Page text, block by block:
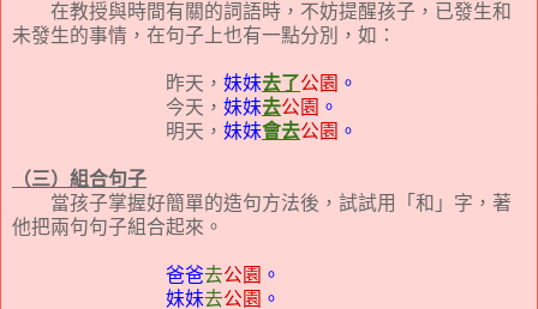
在教授與時間有關的詞語時，不妨提醒孩子，已發生和
未發生的事情，在句子上也有一點分別，如：
昨天， 妹妹去了公園 。
今天， 妹妹去公園 。
明天， 妹妹會去公園 。
（三）組合句子
當孩子掌握好簡單的造句方法後，試試用「和」字，著
他把兩句句子組合起來。
爸爸去公園 。
妹妹去公園 。